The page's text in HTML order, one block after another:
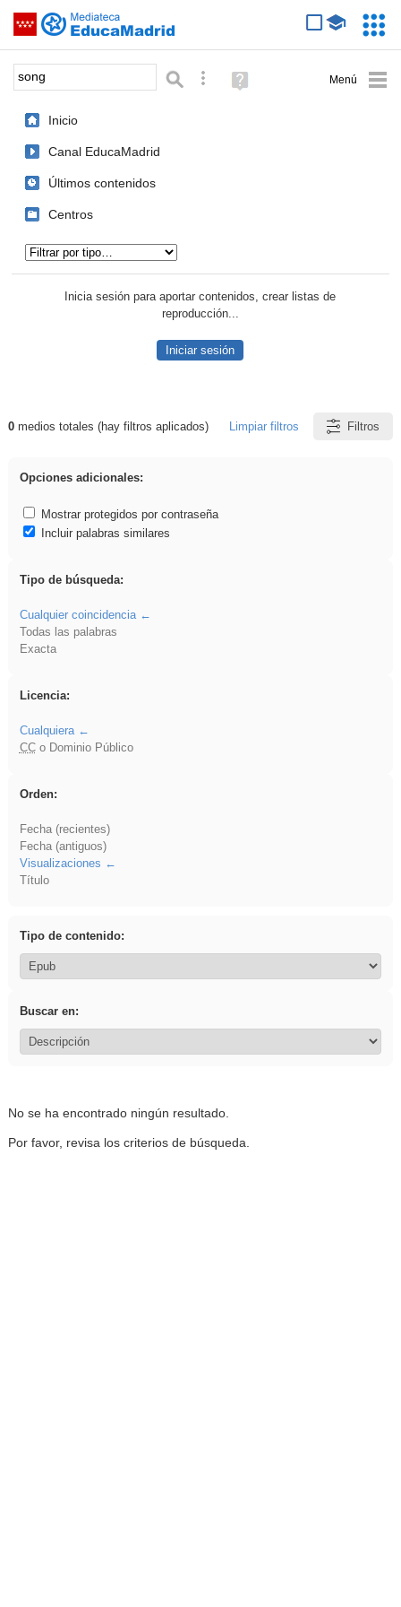
Saltar navegación
Palabra o frase: Búsqueda avanzada
Ayuda
(en
Inicio
Canal EducaMadrid
Últimos contenidos
Centros
Inicia sesión para aportar contenidos, crear listas de
reproducción...
Iniciar sesión
Resultados de: song
0medios totales (hay filtros aplicados) Limpiar filtros Filtros
Opciones adicionales:
Mostrar protegidos por contraseña
Incluir palabras similares
Tipo de búsqueda:
Cualquier coincidencia
Todas las palabras
Exacta
Licencia:
Cualquiera
CCo Dominio Público
Orden:
Fecha (recientes)
Fecha (antiguos)
Visualizaciones
Título
Tipo de contenido:
Buscar en:
No se ha encontrado ningún resultado.
Por favor, revisa los criterios de búsqueda.